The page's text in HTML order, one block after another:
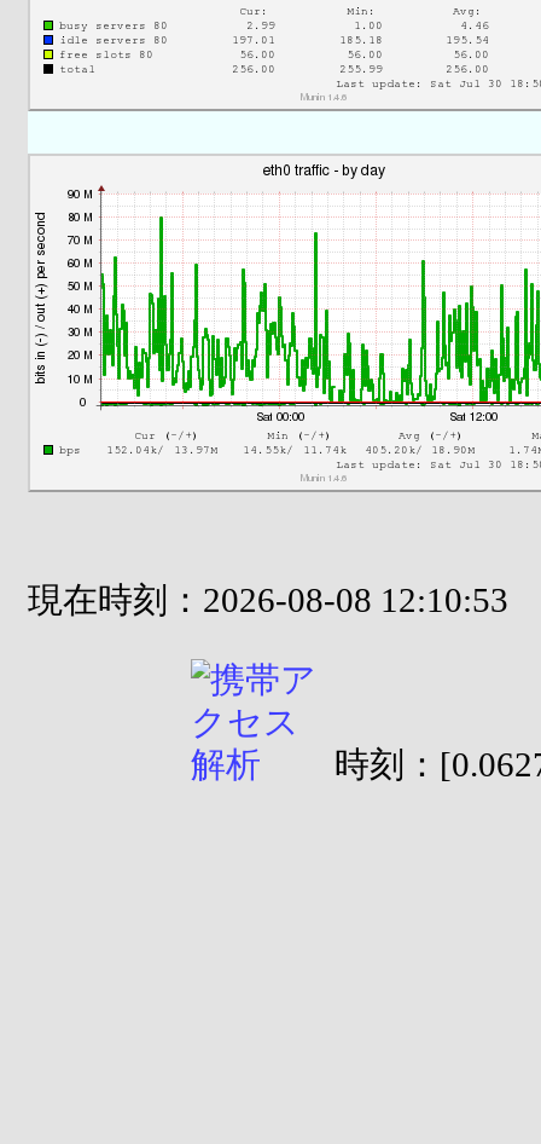
現在時刻：2026-08-08 12:10:53
時刻：